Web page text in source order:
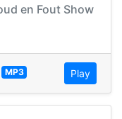
en Fout Show
MP3 Play